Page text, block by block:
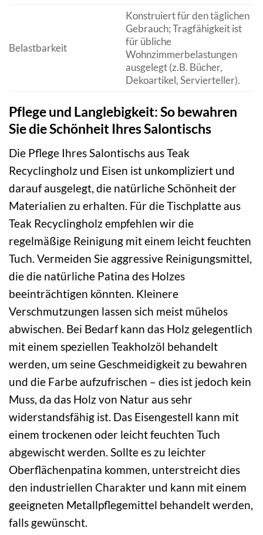
Belastbarkeit
Konstruiert für den täglichen
Gebrauch; Tragfähigkeit ist
für übliche
Wohnzimmerbelastungen
ausgelegt (z.B. Bücher,
Dekoartikel, Servierteller).
Pflege und Langlebigkeit: So bewahren
Sie die Schönheit Ihres Salontischs
Die Pflege Ihres Salontischs aus Teak
Recyclingholz und Eisen ist unkompliziert und
darauf ausgelegt, die natürliche Schönheit der
Materialien zu erhalten. Für die Tischplatte aus
Teak Recyclingholz empfehlen wir die
regelmäßige Reinigung mit einem leicht feuchten
Tuch. Vermeiden Sie aggressive Reinigungsmittel,
die die natürliche Patina des Holzes
beeinträchtigen könnten. Kleinere
Verschmutzungen lassen sich meist mühelos
abwischen. Bei Bedarf kann das Holz gelegentlich
mit einem speziellen Teakholzöl behandelt
werden, um seine Geschmeidigkeit zu bewahren
und die Farbe aufzufrischen – dies ist jedoch kein
Muss, da das Holz von Natur aus sehr
widerstandsfähig ist. Das Eisengestell kann mit
einem trockenen oder leicht feuchten Tuch
abgewischt werden. Sollte es zu leichter
Oberflächenpatina kommen, unterstreicht dies
den industriellen Charakter und kann mit einem
geeigneten Metallpflegemittel behandelt werden,
falls gewünscht.